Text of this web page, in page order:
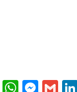
LinkedIn
Gmail